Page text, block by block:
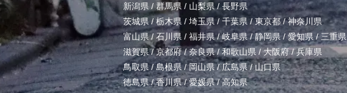
新潟県 / 群馬県 / 山梨県/長野県
茨城県 / 栃木県 / 埼玉県/ 千葉県 /東京都/神奈川県
富山県/ 石川県 / 福井県/岐阜県/静岡県/ 愛知県 / 三重県
滋賀県/京都府/奈良県/和歌山県 /大阪府/兵庫県
鳥取県/島根県/岡山県/広島県/山口県
徳島県/香川県/愛媛県/高知県